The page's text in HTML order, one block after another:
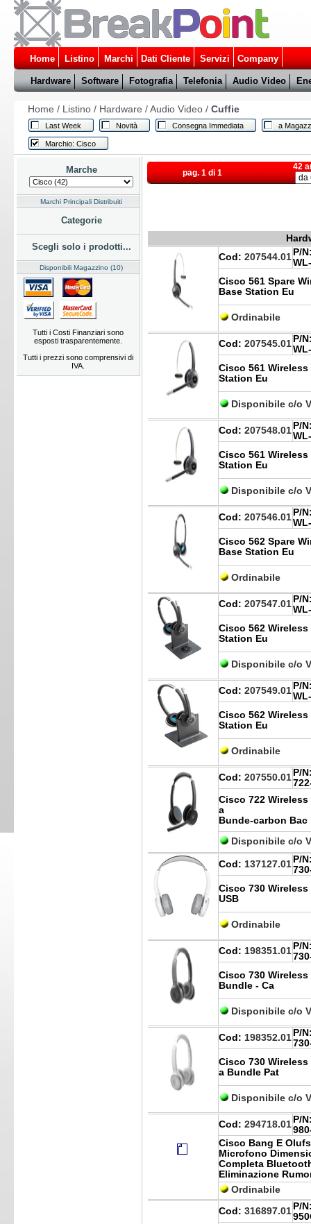
Home Listino Marchi Dati Cliente Servizi Company
Hardware Software Fotografia Telefonia Audio Video
Home / Listino/ Hardware / Audio Video/ Cuffie
Last Week Novità Consegna Immediata a
Marchio: Cisco
Marche
Marchi Principali Distribuiti
Categorie
Scegli solo i prodotti...
Disponibili Magazzino (10)
Tutti i Costi Finanziari sono
esposti trasparentemente.
Tutti i prezzi sono comprensivi di
IVA.
pag. 1 di 1
42
Cod: 207544.01 P/
Cisco 561 Spare
Base Station Eu
Ordinabile
Cod: 207545.01 P/
Cisco 561
Station Eu
Disponibile c/o
Cod: 207548.01 P/
Cisco 561
Station Eu
Disponibile c/o
Cod: 207546.01 P/
Cisco 562 Spare
Base Station Eu
Ordinabile
Cod: 207547.01 P/
Cisco 562
Station Eu
Disponibile c/o
Cod: 207549.01 P/
Cisco 562
Station Eu
Ordinabile
Cod: 207550.01 P/
Cisco 722 Wireless
a
Bunde-carbon Bac
Disponibile c/o
Cod: 137127.01 P/
Cisco 730
USB
Ordinabile
Cod: 198351.01 P/
Cisco 730 Wireless
Bundle - Ca
Disponibile c/o
Cod: 198352.01 P/
Cisco 730 Wireless
a Bundle Pat
Disponibile c/o
Cod: 294718.01 P/
Cisco Bang E
Microfono
Completa
Eliminazione
Ordinabile
Cod: 316897.01 P/